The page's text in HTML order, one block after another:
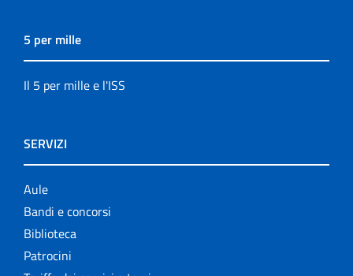
5 per mille
Il 5 per mille e l'ISS
SERVIZI
Aule
Bandi e concorsi
Biblioteca
Patrocini